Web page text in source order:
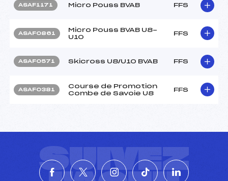
ASAF1171 Micro Pouss BVAB FFS
ASAF0861
Micro Pouss BVAB U8-
U10
FFS
ASAF0571 Skicross U8/U10 BVAB FFS
ASAF0381
Course de Promotion
Combe de Savoie U8
FFS
SUIVEZ